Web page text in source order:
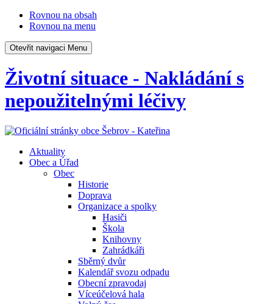
Rovnou na obsah
Rovnou na menu
Otevřit navigaci Menu
Životní situace - Nakládání s
nepoužitelnými léčivy
Aktuality
Obec a Úřad
Obec
Historie
Doprava
Organizace a spolky
Hasiči
Škola
Knihovny
Zahrádkáři
Sběrný dvůr
Kalendář svozu odpadu
Obecní zpravodaj
Víceúčelová hala